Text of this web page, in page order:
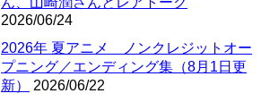
2026/06/24
2026年 夏アニメ ノンクレジットオー
プニング／エンディング集（8月1日更
新）
2026/06/22